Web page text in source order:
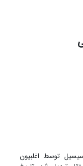
837 میلادی، سیسیل توسط اغلبیون